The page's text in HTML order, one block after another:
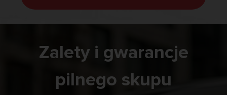
Zalety i gwarancje
pilnego skupu